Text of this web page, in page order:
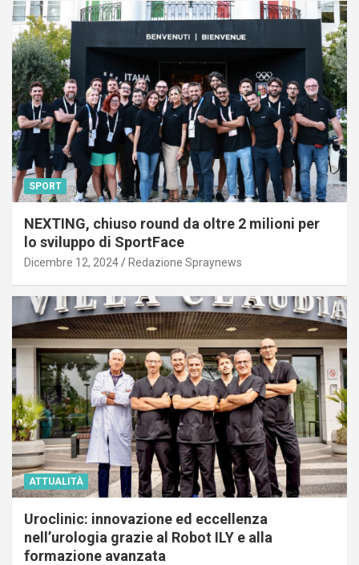
SPORT
NEXTING, chiuso round da oltre 2 milioni per
lo sviluppo di SportFace
Dicembre 12, 2024 Redazione Spraynews
ATTUALITÀ
Uroclinic: innovazione ed eccellenza
nell’urologia grazie al Robot ILY e alla
formazione avanzata